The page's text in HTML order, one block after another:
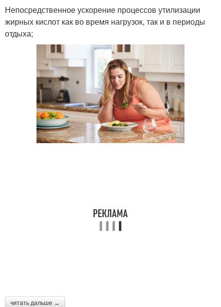
Непосредственное ускорение процессов утилизации
жирных кислот как во время нагрузок, так и в периоды
отдыха;
читать дальше →